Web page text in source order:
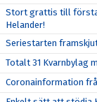
Stort grattis till
Helander!
Seriestarten
Totalt 31 Kvarnbylag
Coronainformation